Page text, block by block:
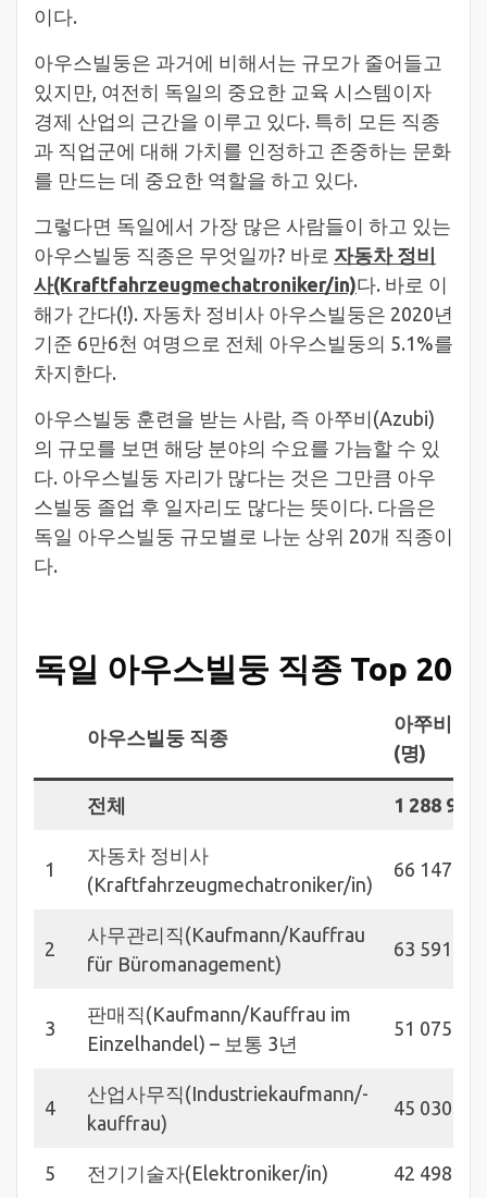
이다.
아우스빌둥은 과거에 비해서는 규모가 줄어들고
있지만, 여전히 독일의 중요한 교육 시스템이자
경제 산업의 근간을 이루고 있다. 특히 모든 직종
과 직업군에 대해 가치를 인정하고 존중하는 문화
를 만드는 데 중요한 역할을 하고 있다.
그렇다면 독일에서 가장 많은 사람들이 하고 있는
아우스빌둥 직종은 무엇일까? 바로 자동차 정비
사(Kraftfahrzeugmechatroniker/in)다. 바로 이
해가 간다(!). 자동차 정비사 아우스빌둥은 2020년
기준 6만6천 여명으로 전체 아우스빌둥의 5.1%를
차지한다.
아우스빌둥 훈련을 받는 사람, 즉 아쭈비(Azubi)
의 규모를 보면 해당 분야의 수요를 가늠할 수 있
다. 아우스빌둥 자리가 많다는 것은 그만큼 아우
스빌둥 졸업 후 일자리도 많다는 뜻이다. 다음은
독일 아우스빌둥 규모별로 나눈 상위 20개 직종이
다.
독일 아우스빌둥 직종 Top 20
아우스빌둥 직종
아쭈비 수
(명)
전체 1 288 962
1
자동차 정비사
(Kraftfahrzeugmechatroniker/in)
66 147
2
사무관리직(Kaufmann/Kauffrau
für Büromanagement)
63 591
3
판매직(Kaufmann/Kauffrau im
Einzelhandel) – 보통 3년
51 075
4
산업사무직(Industriekaufmann/-
kauffrau)
45 030
5 전기기술자(Elektroniker/in) 42 498